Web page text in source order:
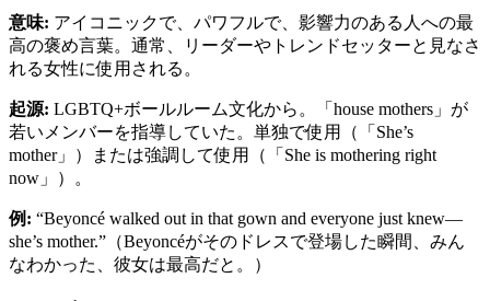
意味: アイコニックで、パワフルで、影響力のある人への最
高の褒め言葉。通常、リーダーやトレンドセッターと見なさ
れる女性に使用される。
起源: LGBTQ+ボールルーム文化から。「house mothers」が
若いメンバーを指導していた。単独で使用（「She’s
mother」）または強調して使用（「She is mothering right
now」）。
例: “Beyoncé walked out in that gown and everyone just knew—
she’s mother.”（Beyoncéがそのドレスで登場した瞬間、みん
なわかった、彼女は最高だと。）